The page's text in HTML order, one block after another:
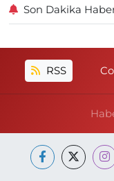
Son Dakika
RSS